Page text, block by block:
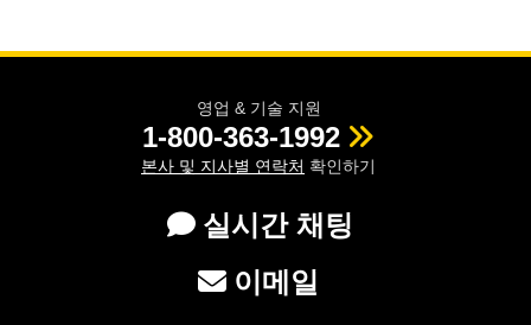
영업 & 기술 지원
1-800-363-1992
본사 및 지사별 연락처 확인하기
실시간 채팅
이메일